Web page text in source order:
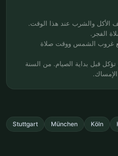
الأكل والشرب عند هذا الوقت.
الفجر.
غروب الشمس ووقت صلاة
قبل بداية الصيام. من السنة
Köln
München
Stuttgart